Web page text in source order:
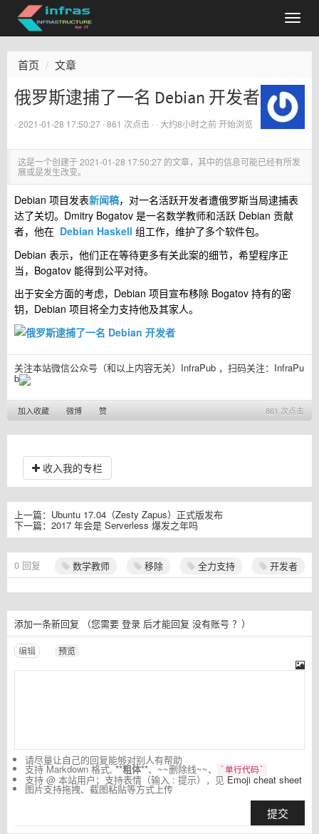
首页 文章
俄罗斯逮捕了一名 Debian 开发者
· 2021-01-28 17:50:27 · 861 次点击 · · 大约8小时之前开始浏览
这是一个创建于2021-01-28 17:50:27 的文章，其中的信息可能已经有所发
展或是发生改变。
Debian 项目发表新闻稿，对一名活跃开发者遭俄罗斯当局逮捕表
达了关切。Dmitry Bogatov 是一名数学教师和活跃 Debian 贡献
者，他在 Debian Haskell 组工作，维护了多个软件包。
Debian 表示，他们正在等待更多有关此案的细节，希望程序正
当，Bogatov 能得到公平对待。
出于安全方面的考虑，Debian 项目宣布移除 Bogatov 持有的密
钥，Debian 项目将全力支持他及其家人。
关注本站微信公众号（和以上内容无关）InfraPub ，扫码关注： InfraPu
b
861 次点击
加入收藏 微博 赞
收入我的专栏
上一篇： Ubuntu 17.04（Zesty Zapus）正式版发布
下一篇： 2017 年会是 Serverless 爆发之年吗
数学教师 移除 全力支持 开发者
0 回复
添加一条新回复 （您需要 登录 后才能回复 没有账号 ？）
编辑 预览
请尽量让自己的回复能够对别人有帮助
支持 Markdown 格式,**粗体**、~~删除线~~、 `单行代码`
支持 @ 本站用户；支持表情（输入 : 提示），见 Emoji cheat sheet
图片支持拖拽、截图粘贴等方式上传
提交